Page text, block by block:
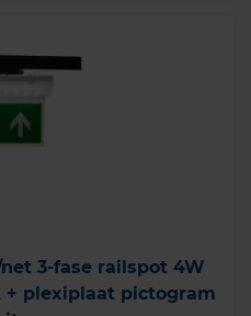
3-fase railspot 4W
plexiplaat pictogram